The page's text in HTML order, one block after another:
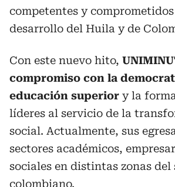
competentes y comprometidos
desarrollo del Huila y de
Con este nuevo hito,
compromiso con la
educación superior y la
líderes al servicio de la
social. Actualmente, sus
sectores académicos,
sociales en distintas zonas del
colombiano.